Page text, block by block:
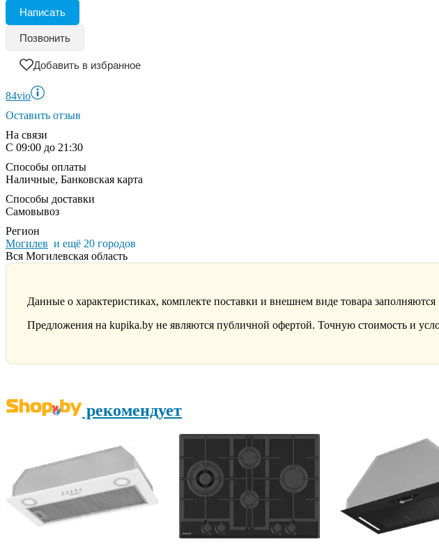
Написать
Позвонить
Добавить в избранное
84vio
Оставить отзыв
На связи
С 09:00 до 21:30
Способы оплаты
Наличные, Банковская карта
Способы доставки
Самовывоз
Регион
Могилев и ещё 20 городов
Вся Могилевская область
Данные о характеристиках, комплекте поставки и внешнем виде товара
Предложения на kupika.by не являются публичной офертой. Точную стоимость и
рекомендует